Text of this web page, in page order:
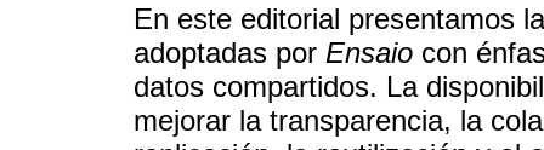
En este editorial presentamos
adoptadas por Ensaio con
datos compartidos. La
mejorar la transparencia, la